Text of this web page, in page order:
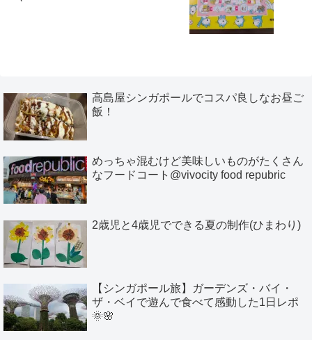
高島屋シンガポールでコスパ良しなお昼ご
飯！
めっちゃ混むけど美味しいものがたくさん
なフードコート@vivocity food repubric
2歳児と4歳児でできる夏の制作(ひまわり)
【シンガポール旅】ガーデンズ・バイ・
ザ・ベイで遊んで食べて感動した1日レポ
🌞🌸